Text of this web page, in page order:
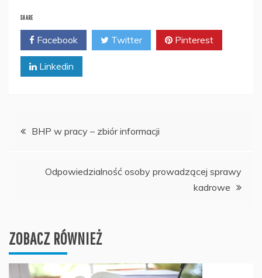
SHARE
Facebook Twitter Pinterest
Linkedin
Nawigacja
BHP w pracy – zbiór informacji
Odpowiedzialność osoby prowadzącej sprawy
kadrowe
ZOBACZ RÓWNIEŻ